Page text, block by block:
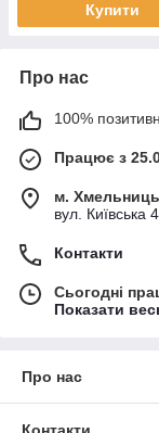
Купити
Про нас
100%
Працює з
м.
вул. Київська
Контакти
Сьогодні
Показати
Про нас